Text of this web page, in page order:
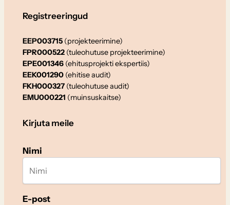
Registreeringud
EEP003715 (projekteerimine)
FPR000522 (tuleohutuse projekteerimine)
EPE001346 (ehitusprojekti ekspertiis)
EEK001290(ehitise audit)
FKH000327 (tuleohutuse audit)
EMU000221 (muinsuskaitse)
Kirjuta meile
Nimi
E-post